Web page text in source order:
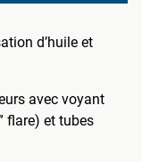
d’huile et
avec voyant
flare) et tubes